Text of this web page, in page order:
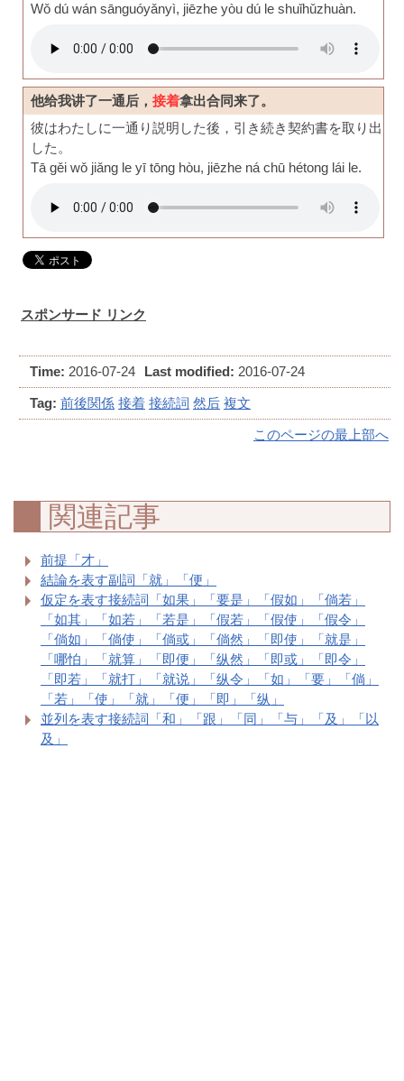
Wǒ dú wán sānguóyǎnyì, jiēzhe yòu dú le shuǐhǔzhuàn.
他给我讲了一通后， 接着拿出合同来了。
彼はわたしに一通り説明した後，引き続き契約書を取り出
した。
Tā gěi wǒ jiǎng le yī tōng hòu, jiēzhe ná chū hétong lái le.
スポンサード リンク
Time: 2016-07-24 Last modified: 2016-07-24
Tag: 前後関係 接着 接続詞 然后 複文
このページの最上部へ
関連記事
前提「才」
結論を表す副詞「就」「便」
仮定を表す接続詞「如果」「要是」「假如」「倘若」
「如其」「如若」「若是」「假若」「假使」「假令」
「倘如」「倘使」「倘或」「倘然」「即使」「就是」
「哪怕」「就算」「即便」「纵然」「即或」「即令」
「即若」「就打」「就说」「纵令」「如」「要」「倘」
「若」「使」「就」「便」「即」「纵」
並列を表す接続詞「和」「跟」「同」「与」「及」「以
及」